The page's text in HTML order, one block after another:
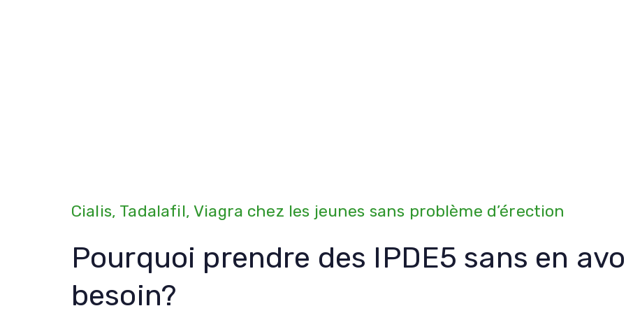
Cialis, Tadalafil, Viagra chez les jeunes sans problème d’érection
Pourquoi prendre des IPDE5 sans en
besoin?